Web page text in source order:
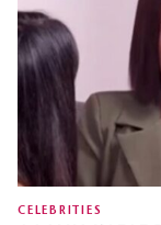
CELEBRITIES